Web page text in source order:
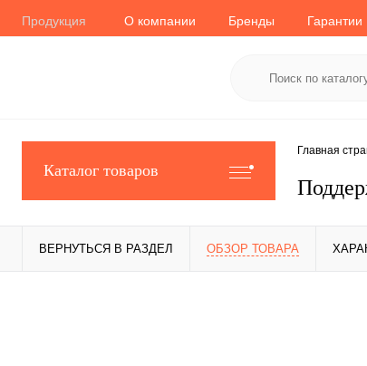
Продукция О компании Бренды Гарантии
Каталог товаров
Главная
ВЕРНУТЬСЯ В РАЗДЕЛ ОБЗОР ТОВАРА